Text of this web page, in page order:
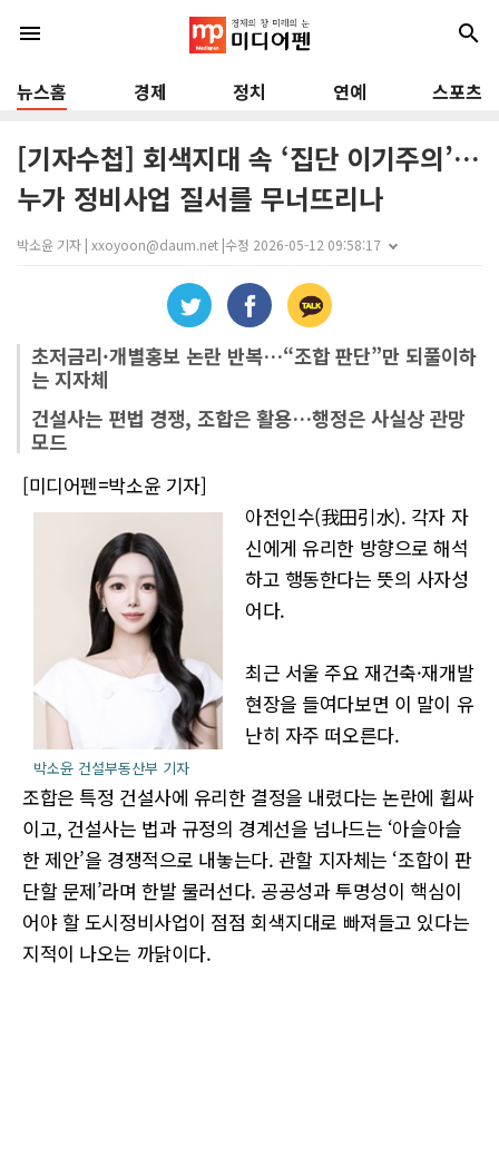
menu search
뉴스홈 경제 정치 연예 스포츠
[기자수첩] 회색지대 속 ‘집단 이기주의’…
누가 정비사업 질서를 무너뜨리나
박소윤 기자 | xxoyoon@daum.net |수정 2026-05-12 09:58:17
초저금리·개별홍보 논란 반복…“조합 판단”만 되풀이하
는 지자체
건설사는 편법 경쟁, 조합은 활용…행정은 사실상 관망
모드
[미디어펜=박소윤 기자]
박소윤 건설부동산부 기자
아전인수(我田引水). 각자 자
신에게 유리한 방향으로 해석
하고 행동한다는 뜻의 사자성
어다.
최근 서울 주요 재건축·재개발
현장을 들여다보면 이 말이 유
난히 자주 떠오른다.
조합은 특정 건설사에 유리한 결정을 내렸다는 논란에 휩싸
이고, 건설사는 법과 규정의 경계선을 넘나드는 ‘아슬아슬
한 제안’을 경쟁적으로 내놓는다. 관할 지자체는 ‘조합이 판
단할 문제’라며 한발 물러선다. 공공성과 투명성이 핵심이
어야 할 도시정비사업이 점점 회색지대로 빠져들고 있다는
지적이 나오는 까닭이다.